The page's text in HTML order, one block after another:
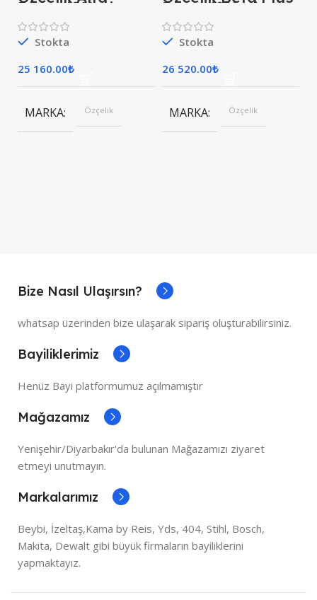
Portatif Kesim
Makinası 300 MM
Stokta
25 160.00₺
MARKA Özçelik
Portatif Kesim
Makinesi 300 Mm
Stokta
26 520.00₺
MARKA Özçelik
Bize Nasıl Ulaşırsın?
whatsap üzerinden bize ulaşarak sipariş oluşturabilirsiniz.
Bayiliklerimiz
Henüz Bayi platformumuz açılmamıştır
Mağazamız
Yenişehir/Diyarbakır'da bulunan Mağazamızı ziyaret
etmeyi unutmayın.
Markalarımız
Beybi, İzeltaş,Kama by Reis, Yds, 404, Stihl, Bosch,
Makita, Dewalt gibi büyük firmaların bayiliklerini
yapmaktayız.